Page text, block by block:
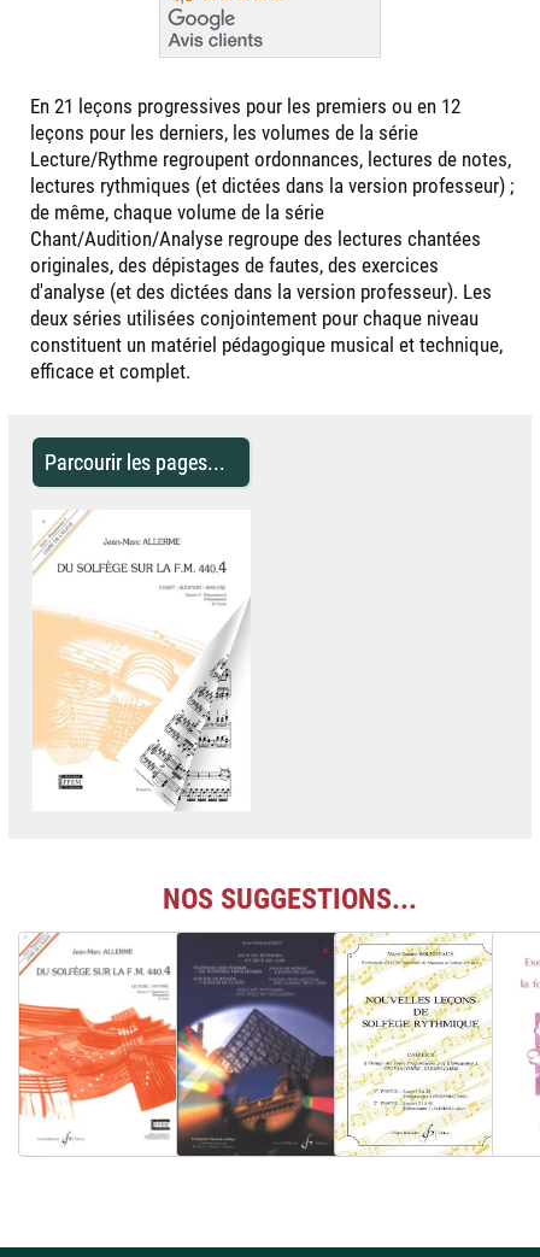
En 21 leçons progressives pour les premiers ou en 12
leçons pour les derniers, les volumes de la série
Lecture/Rythme regroupent ordonnances, lectures de notes,
lectures rythmiques (et dictées dans la version professeur) ;
de même, chaque volume de la série
Chant/Audition/Analyse regroupe des lectures chantées
originales, des dépistages de fautes, des exercices
d'analyse (et des dictées dans la version professeur). Les
deux séries utilisées conjointement pour chaque niveau
constituent un matériel pédagogique musical et technique,
efficace et complet.
Parcourir les pages...
NOS SUGGESTIONS...